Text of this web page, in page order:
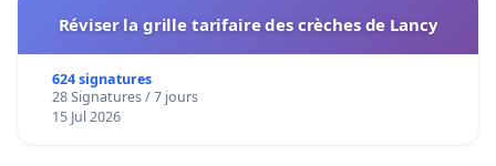
Réviser la grille tarifaire des crèches de Lancy
624 signatures
28 Signatures / 7 jours
15 Jul 2026